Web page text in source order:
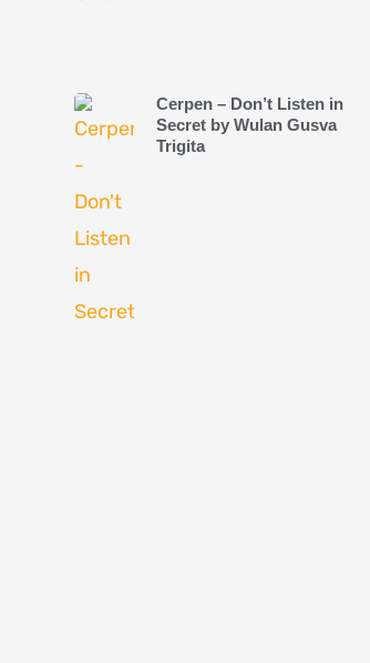
Cerpen – Don’t Listen in
Secret by Wulan Gusva
Trigita